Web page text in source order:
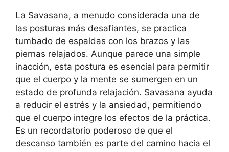
La Savasana, a menudo considerada una de
las posturas más desafiantes, se practica
tumbado de espaldas con los brazos y las
piernas relajados. Aunque parece una simple
inacción, esta postura es esencial para permitir
que el cuerpo y la mente se sumergen en un
estado de profunda relajación. Savasana ayuda
a reducir el estrés y la ansiedad, permitiendo
que el cuerpo integre los efectos de la práctica.
Es un recordatorio poderoso de que el
descanso también es parte del camino hacia el